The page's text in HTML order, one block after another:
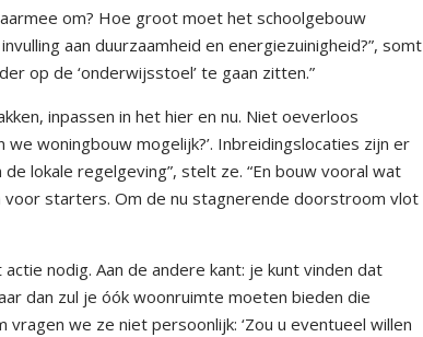
om? Hoe groot moet het schoolgebouw
aan duurzaamheid en energiezuinigheid?”, somt
op de ‘onderwijsstoel’ te gaan zitten.”
inpassen in het hier en nu. Niet oeverloos
woningbouw mogelijk?’. Inbreidingslocaties zijn er
lokale regelgeving”, stelt ze. “En bouw vooral wat
voor starters. Om de nu stagnerende doorstroom vlot
nodig. Aan de andere kant: je kunt vinden dat
dan zul je óók woonruimte moeten bieden die
we ze niet persoonlijk: ‘Zou u eventueel willen